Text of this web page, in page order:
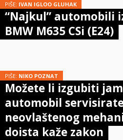
PIŠE: IVAN IGLOO GLUHAK
“Najkul” automobili
BMW M635 CSi (E24)
PIŠE: NIKO POZNAT
Možete li izgubiti
automobil
neovlaštenog
doista kaže zakon